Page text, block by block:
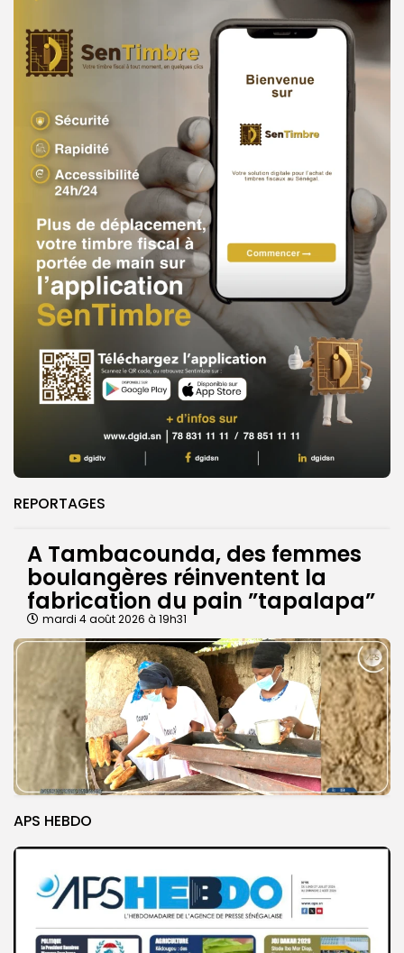
REPORTAGES
A Tambacounda, des femmes
boulangères réinventent la
fabrication du pain ”tapalapa”
mardi 4 août 2026 à 19h31
APS HEBDO